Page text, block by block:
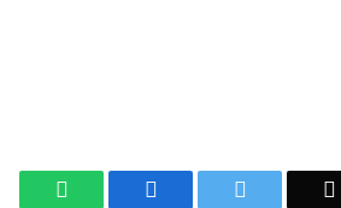
WhatsApp Facebook